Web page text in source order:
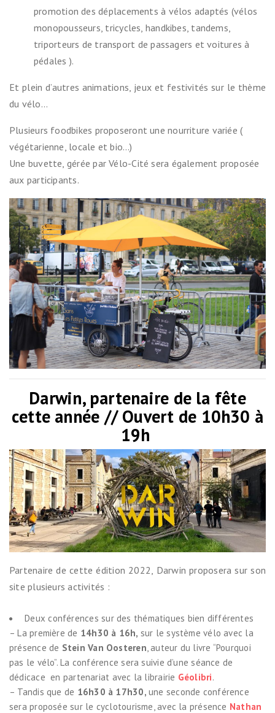
promotion des déplacements à vélos adaptés (vélos
monopousseurs, tricycles, handkibes, tandems,
triporteurs de transport de passagers et voitures à
pédales ).
Et plein d’autres animations, jeux et festivités sur le thème
du vélo…
Plusieurs foodbikes proposeront une nourriture variée (
végétarienne, locale et bio…)
Une buvette, gérée par Vélo-Cité sera également proposée
aux participants.
Darwin, partenaire de la fête
cette année // Ouvert de 10h30 à
19h
Partenaire de cette édition 2022, Darwin proposera sur son
site plusieurs activités :
Deux conférences sur des thématiques bien différentes
– La première de 14h30 à 16h, sur le système vélo avec la
présence de Stein Van Oosteren , auteur du livre “Pourquoi
pas le vélo”. La conférence sera suivie d’une séance de
dédicace en partenariat avec la librairie Géolibri.
– Tandis que de 16h30 à 17h30, une seconde conférence
sera proposée sur le cyclotourisme, avec la présence Nathan